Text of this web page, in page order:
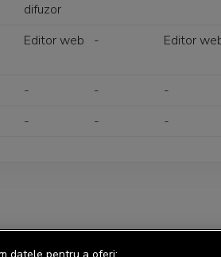
difuzor
Editor web - Editor
- - -
- - -